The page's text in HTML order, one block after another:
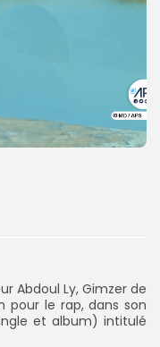
Abdoul Ly, Gimzer de
pour le rap, dans son
et album) intitulé